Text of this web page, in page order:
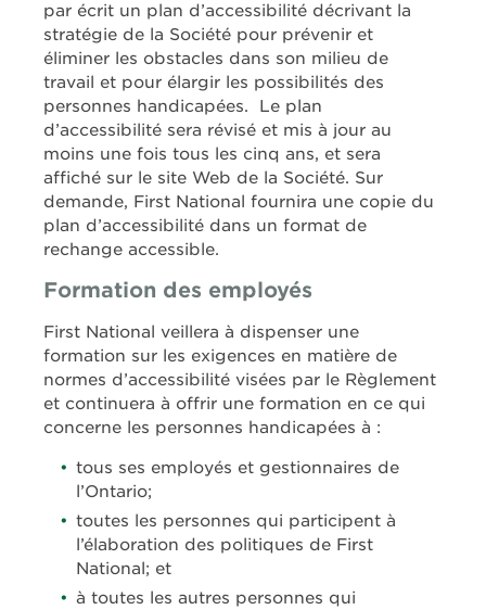
par écrit un plan d’accessibilité décrivant la
stratégie de la Société pour prévenir et
éliminer les obstacles dans son milieu de
travail et pour élargir les possibilités des
personnes handicapées. Le plan
d’accessibilité sera révisé et mis à jour au
moins une fois tous les cinq ans, et sera
affiché sur le site Web de la Société. Sur
demande, First National fournira une copie du
plan d’accessibilité dans un format de
rechange accessible.
Formation des employés
First National veillera à dispenser une
formation sur les exigences en matière de
normes d’accessibilité visées par le Règlement
et continuera à offrir une formation en ce qui
concerne les personnes handicapées à :
tous ses employés et gestionnaires de
l’Ontario;
toutes les personnes qui participent à
l’élaboration des politiques de First
National; et
à toutes les autres personnes qui